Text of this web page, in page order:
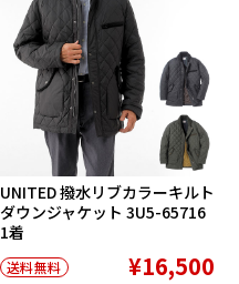
UNITED 撥水リブカラーキルト
ダウンジャケット 3U5-65716
1着
送料無料 ¥16,500